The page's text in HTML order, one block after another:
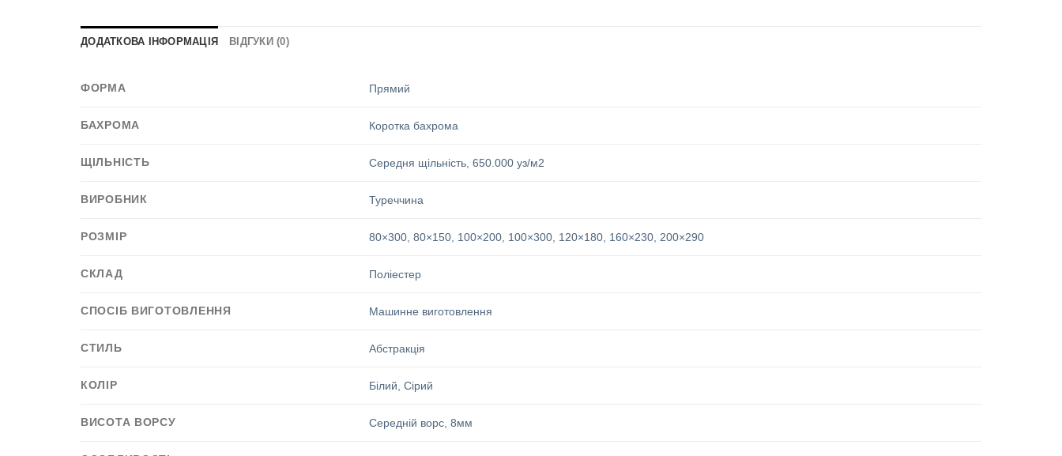
ДОДАТКОВА ІНФОРМАЦІЯ ВІДГУКИ (0)
ФОРМА Прямий
БАХРОМА Коротка бахрома
ЩІЛЬНІСТЬ Середня щільність ,650.000 уз/м2
ВИРОБНИК Туреччина
РОЗМІР 80×300 ,80×150 100×200 100×300 120×180 160×230 200×290
СКЛАД Поліестер
СПОСІБ ВИГОТОВЛЕННЯ Машинне виготовлення
СТИЛЬ Абстракція
КОЛІР Білий ,Сірий
ВИСОТА ВОРСУ Середній ворс ,8мм